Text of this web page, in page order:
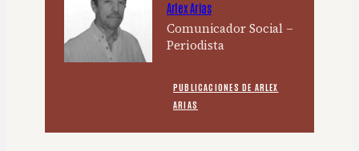
Arlex Arias
Comunicador Social –
Periodista
PUBLICACIONES DE ARLEX
ARIAS